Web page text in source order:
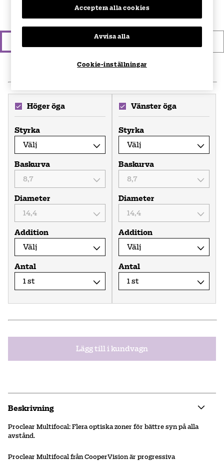
1.Välj typ av linsköp
Höger öga
Styrka
Baskurva
Diameter
Addition
Antal
Vänster öga
Styrka
Baskurva
Diameter
Addition
Antal
Lägg till i kundvagn
Beskrivning
Proclear Multifocal: Flera optiska zoner för bättre syn på alla
avstånd.
Proclear Multifocal från CooperVision är progressiva
Cookie-inställningar
Avvisa alla
Acceptera alla cookies